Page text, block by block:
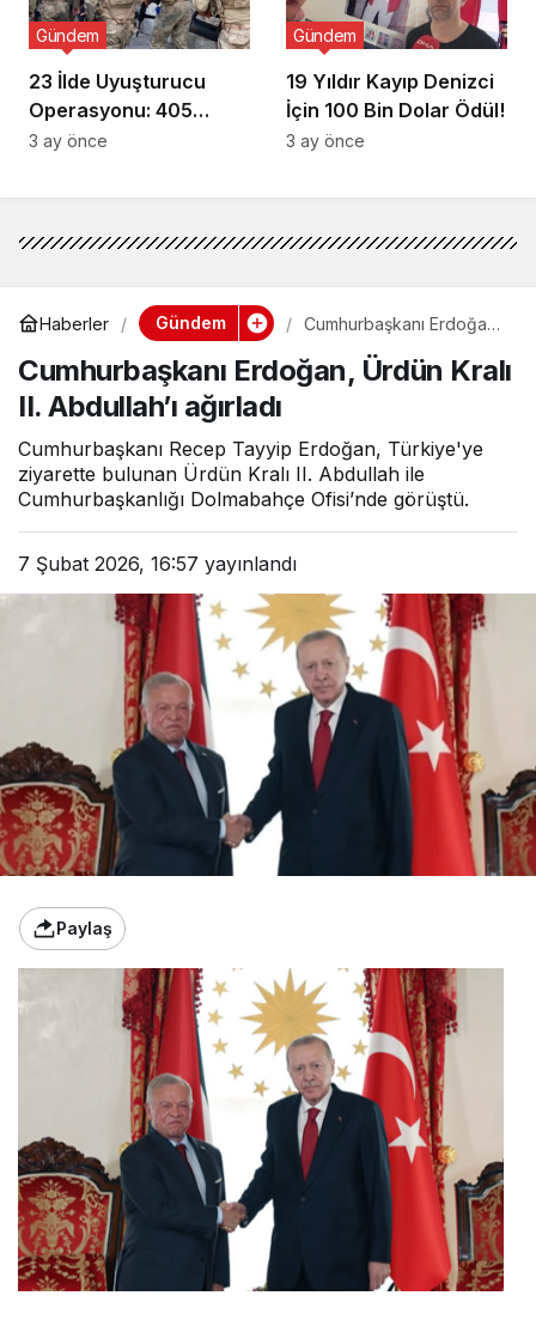
23 İlde Uyuşturucu
Operasyonu: 405
Gözaltı!
Gündem
3 ay önce
19 Yıldır Kayıp Denizci
İçin 100 Bin Dolar Ödül!
Gündem
3 ay önce
Haberler Gündem
Cumhurbaşkanı Erdoğan,
ağırladı
Cumhurbaşkanı Erdoğan, Ürdün Kralı
II. Abdullah’ı ağırladı
Cumhurbaşkanı Recep Tayyip Erdoğan, Türkiye'ye
ziyarette bulunan Ürdün Kralı II. Abdullah ile
Cumhurbaşkanlığı Dolmabahçe Ofisi’nde görüştü.
7 Şubat 2026, 16:57 yayınlandı
Paylaş